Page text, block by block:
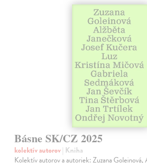
Básne SK/CZ 2025
kolektív autorov| Kniha
Kolektív autorov a autoriek: Zuzana Goleinová,